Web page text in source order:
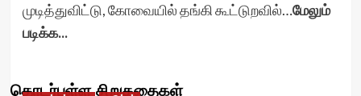
முடித்துவிட்டு, கோவையில் தங்கி கூட்டுறவில்…மேலும்
படிக்க...
தொடர்புள்ள சிறுகதைகள்